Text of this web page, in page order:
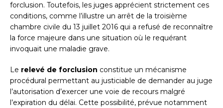
forclusion. Toutefois, les juges apprécient strictement ces
conditions, comme l’illustre un arrêt de la troisième
chambre civile du 13 juillet 2016 qui a refusé de reconnaître
la force majeure dans une situation où le requérant
invoquait une maladie grave.
Le relevé de forclusion constitue un mécanisme
procédural permettant au justiciable de demander au juge
l’autorisation d’exercer une voie de recours malgré
l’expiration du délai. Cette possibilité, prévue notamment